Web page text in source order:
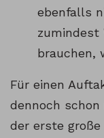
ebenfalls
zumindest
brauchen,
Für einen
dennoch
der erste